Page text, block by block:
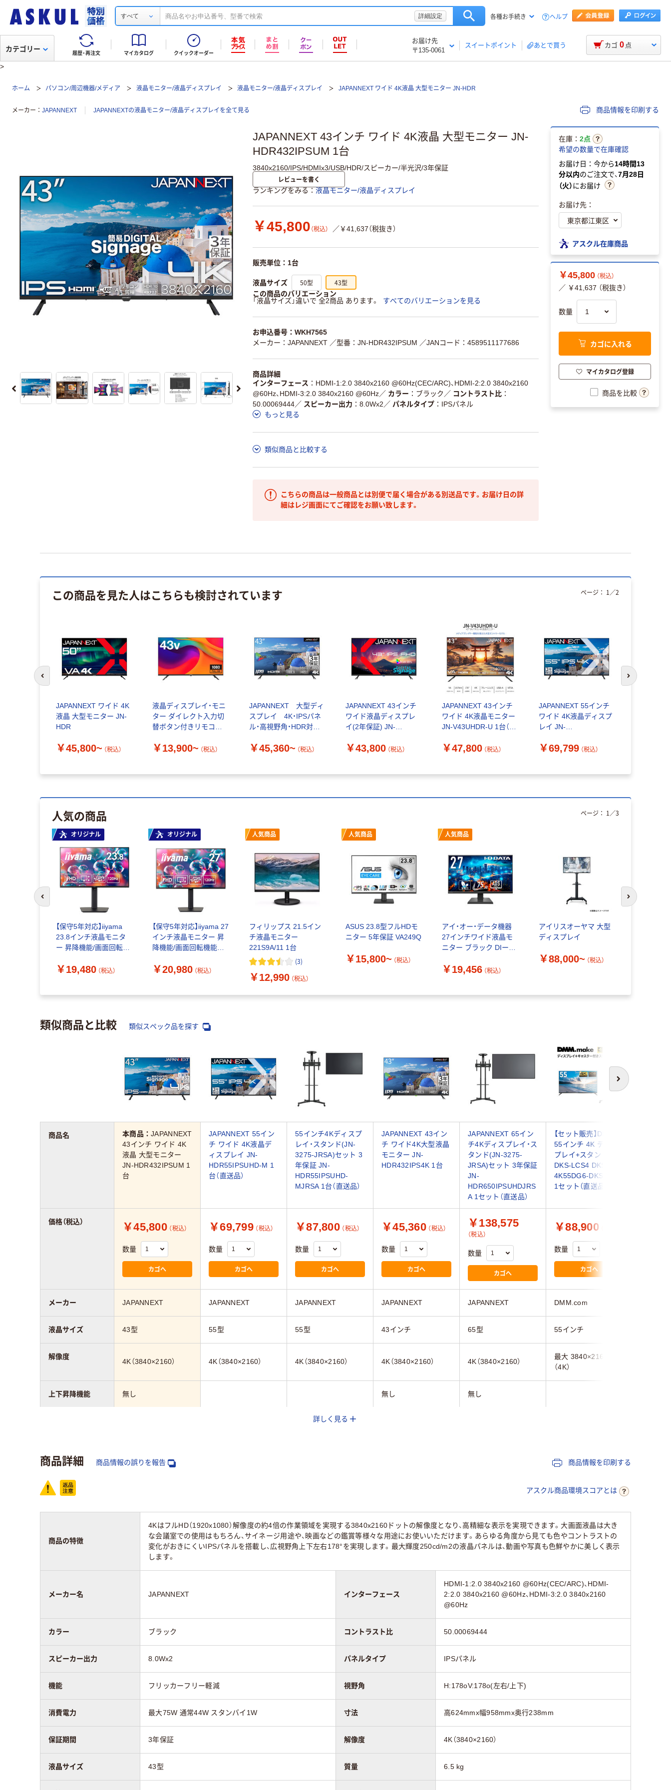
すべて 詳細設定 各種お手続き ヘルプ
履歴・再注文 マイカタログ クイックオーダー
お届け先
〒135-0061
スイートポイント あとで買う
カテゴリー カゴ 0 点
>
ホーム パソコン/周辺機器/メディア 液晶モニター/液晶ディスプレイ 液晶モニター/液晶ディスプレイ JAPANNEXT ワイド 4K液晶 大型モニター JN-HDR
メーカー JAPANNEXT JAPANNEXTの液晶モニター/液晶ディスプレイを全て見る 商品情報を印刷する
JAPANNEXT 43インチ ワイド 4K液晶 大型モニター JN-
HDR432IPSUM 1台
3840x2160/IPS/HDMIx3/USB/HDR/スピーカー/半光沢/3年保証
レビューを書く
ランキングをみる 液晶モニター/液晶ディスプレイ
￥45,800 （税込） ／￥41,637（税抜き）
販売単位：1台
液晶サイズ 50型 43型
この商品のバリエーション
「液晶サイズ」違いで 全2商品 あります。
すべてのバリエーションを見る
お申込番号：WKH7565
メーカー：JAPANNEXT ／型番：JN-HDR432IPSUM ／JANコード：4589511177686
商品詳細
インターフェース
HDMI-1:2.0 3840x2160 @60Hz(CEC/ARC)、HDMI-2:2.0 3840x2160
@60Hz、HDMI-3:2.0 3840x2160 @60Hz／ カラー ブラック ／ コントラスト比
50.00069444／ スピーカー出力 8.0Wx2 ／ パネルタイプ
IPSパネル
もっと見る
類似商品と比較する
こちらの商品は一般商品とは別便で届く場合がある別送品です。お届け日の詳
細はレジ画面にてご確認をお願い致します。
在庫： 2点
希望の数量で在庫確認
お届け日：今から14時間13
分以内のご注文で、7月28日
（火）にお届け
お届け先：
アスクル在庫商品
￥45,800 （税込）
／ ￥41,637 （税抜き）
数量
カゴに入れる
マイカタログ登録
商品を比較
この商品を見た人はこちらも検討されています
JAPANNEXT ワイド 4K
液晶 大型モニター JN-
HDR
￥45,800~ （税込）
液晶ディスプレイ・モニ
ター ダイレクト入力切
替ボタン付きリモコン
ニタースタンド
￥13,900~ （税込）
JAPANNEXT 大型ディ
スプレイ 4K・IPSパネ
ル・高視野角・HDR対応・
￥45,360~ （税込）
JAPANNEXT 43インチ
ワイド液晶ディスプレ
イ(2年保証) JN-
￥43,800 （税込）
JAPANNEXT 43インチ
ワイド 4K液晶モニター
JN-V43UHDR-U 1台（直
￥47,800 （税込）
JAPANNEXT 55インチ
ワイド 4K液晶ディスプ
レイ JN-
（直送品）
￥69,799 （税込）
ページ： 1 ／2
前のスライドへ 次のスライド
人気の商品
オリジナル
【保守5年対応】iiyama
23.8インチ液晶モニタ
ー 昇降機能/画面回転機
XB2493HSU-B1J アス
￥19,480 （税込）
オリジナル
【保守5年対応】iiyama 27
インチ液晶モニター 昇
降機能/画面回転機能
XB2793HSU-B1J アス
￥20,980 （税込）
人気商品
フィリップス 21.5イン
チ液晶モニター
221S9A/11 1台
(3)
￥12,990 （税込）
人気商品
ASUS 23.8型フルHDモ
ニター 5年保証 VA249Q
￥15,800~ （税込）
人気商品
アイ・オー・データ機器
27インチワイド液晶モ
ニター ブラック DIー
￥19,456 （税込）
アイリスオーヤマ 大型
ディスプレイ
￥88,000~ （税込）
ページ： 1 ／3
次のスライド
類似商品と比較 類似スペック品を探す
次へ
本商品：JAPANNEXT
43インチ ワイド 4K
液晶 大型モニター
JN-HDR432IPSUM 1
台
JAPANNEXT 55イン
チ ワイド 4K液晶デ
ィスプレイ JN-
HDR55IPSUHD-M 1
台（直送品）
55インチ4Kディスプ
レイ・スタンド(JN-
3275-JRSA)セット 3
年保証 JN-
HDR55IPSUHD-
MJRSA 1台（直送品）
JAPANNEXT 43イン
チ ワイド4K大型液晶
モニター JN-
HDR432IPS4K 1台
JAPANNEXT 65イン
チ4Kディスプレイ・ス
タンド(JN-3275-
JRSA)セット 3年保証
JN-
HDR650IPSUHDJRS
A 1セット（直送品）
【セット販売】DMM
55インチ 4K ディス
プレイ+スタンド
DKS-LCS4 DKS-
4K55DG6-DKS-LCS4
1セット（直送品）
￥45,800 （税込）
数量
カゴへ
￥69,799 （税込）
数量
カゴへ
￥87,800 （税込）
数量
カゴへ
￥45,360 （税込）
数量
カゴへ
￥138,575
（税込）
数量
カゴへ
￥88,900
数量
カゴへ
JAPANNEXT JAPANNEXT JAPANNEXT JAPANNEXT JAPANNEXT DMM.com
43型 55型 55型 43インチ 65型 55インチ
4K（3840×2160） 4K（3840×2160） 4K（3840×2160） 4K（3840×2160） 4K（3840×2160）
最大 3840×2160
（4K）
無し 無し 無し
IPSパネル
商品名
価格（税込）
メーカー
液晶サイズ
解像度
上下昇降機能
詳しく見る
商品詳細 商品情報の誤りを報告 商品情報を印刷する
アスクル商品環境スコアとは
商品の特徴
4KはフルHD（1920x1080）解像度の約4倍の作業領域を実現する3840x2160ドットの解像度となり、高精細な表示を実現できます。大画面液晶は大き
な会議室での使用はもちろん、サイネージ用途や、映画などの鑑賞等様々な用途にお使いいただけます。あらゆる角度から見ても色やコントラストの
変化がおきにくいIPSパネルを搭載し、広視野角上下左右178°を実現します。最大輝度250cd/m2の液晶パネルは、動画や写真も色鮮やかに美しく表示
します。
メーカー名 JAPANNEXT インターフェース
HDMI-1:2.0 3840x2160 @60Hz(CEC/ARC)、HDMI-
2:2.0 3840x2160 @60Hz、HDMI-3:2.0 3840x2160
@60Hz
カラー ブラック コントラスト比 50.00069444
スピーカー出力 8.0Wx2 パネルタイプ IPSパネル
機能 フリッカーフリー軽減 視野角 H:178oV:178o(左右/上下)
消費電力 最大75W 通常44W スタンバイ1W 寸法 高624mmx幅958mmx奥行238mm
保証期間 3年保証 解像度 4K（3840×2160）
液晶サイズ 43型 質量 6.5 kg